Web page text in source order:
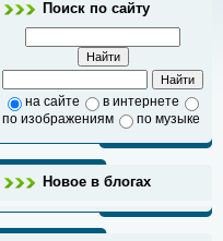
Поиск по сайту
на сайте
в интернете
по изображениям
по музыке
Новое в блогах